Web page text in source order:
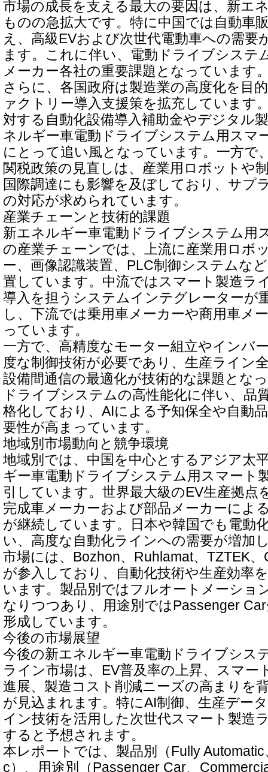
市場の成長を支える最大の要因は、新エ
ものの急拡大です。特に中国では自動車
え、高級EVおよび次世代電動車への需要
ます。これに伴い、電動ドライブシステ
メーカー各社の重要課題となっています
さらに、各国政府は製造業の高度化を目
ァクトリー導入支援策を拡充しています
対する自動化設備導入補助金やデジタル
ネルギー車電動ドライブシステム用スマ
にとって追い風となっています。一方で
関税政策の見直しは、産業用ロボットや
国際調達にも影響を及ぼしており、サプ
の対応が求められています。
産業チェーンと技術的課題
新エネルギー車電動ドライブシステム用
の産業チェーンでは、上流に産業用ロボ
ー、画像認識装置、PLC制御システムな
置しています。中流ではスマート製造ラ
導入を担うシステムインテグレーターが
し、下流では乗用車メーカーや商用車メ
っています。
一方で、高精度なモーター組立やインバ
度な制御技術が必要であり、生産ライン
設備間通信の最適化が技術的な課題とな
ドライブシステムの高性能化に伴い、品
格化しており、AIによる予知保全や自動
要性が高まっています。
地域別市場動向と競争環境
地域別では、中国を中心とするアジア太
ギー車電動ドライブシステム用スマート
引しています。世界最大級のEV生産拠点
完成車メーカーおよび部品メーカーによ
が継続しています。日本や韓国でも電動
い、高度な自動化ラインへの需要が増加
市場には、Bozhon、Ruhlamat、TZTEK
が参入しており、自動化技術や生産効率
います。製品別ではフルオートメーショ
なりつつあり、用途別ではPassenger
形成しています。
今後の市場展望
今後の新エネルギー車電動ドライブシス
ライン市場は、EV普及率の上昇、スマー
進展、製造コスト削減ニーズの高まりを
が見込まれます。特にAI制御、生産デー
イン技術を活用した次世代スマート製造
すると予想されます。
本レポートでは、製品別（Fully
c）、用途別（Passenger Car、